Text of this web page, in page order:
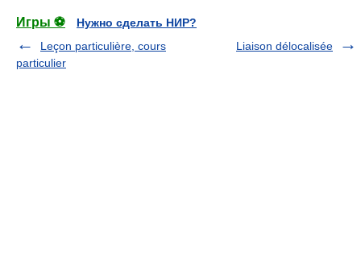
Игры ⚽
Нужно сделать НИР?
Leçon particulière, cours
particulier
Liaison délocalisée